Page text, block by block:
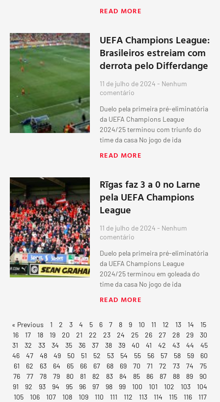
READ MORE
UEFA Champions League:
Brasileiros estreiam com
derrota pelo Differdange
11 de julho de 2024 Nenhum
comentário
Duelo pela primeira pré-eliminatória
da UEFA Champions League
2024/25 terminou com triunfo do
time da casa No jogo de ida
READ MORE
Rīgas faz 3 a 0 no Larne
pela UEFA Champions
League
11 de julho de 2024 Nenhum
comentário
Duelo pela primeira pré-eliminatória
da UEFA Champions League
2024/25 terminou em goleada do
time da casa No jogo de ida
READ MORE
« Previous 1 2 3 4 5 6 7 8 9 10 11 12 13 14
15
16
17 18 19 20 21 22 23 24 25 26 27 28 29
30
31
32 33 34 35 36 37 38 39 40 41 42 43 44
45
46
47 48 49 50 51 52 53 54 55 56 57 58 59
60
61
62 63 64 65 66 67 68 69 70 71 72 73 74
75
76
77 78 79 80 81 82 83 84 85 86 87 88 89
90
91
92 93 94 95 96 97 98 99 100 101 102 103
104
105
106 107 108 109 110 111 112 113 114 115 116
117